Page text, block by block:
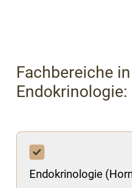
Fachbereiche
Endokrinologie:
Endokrinologie